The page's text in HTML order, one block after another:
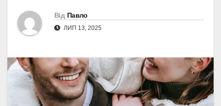
Від Павло
ЛИП 13, 2025